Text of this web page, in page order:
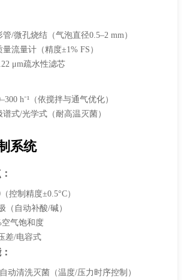
管/微孔烧结（气泡直径0.5–2 mm）
量流量计（精度±1% FS）
μm疏水性滤芯
h⁻¹（依搅拌与通气优化）
谱式/光学式（耐高温灭菌）
系统
（控制精度±0.5°C）
（自动补酸/碱）
空气饱和度
差/电容式
自动清洗灭菌（温度/压力时序控制）